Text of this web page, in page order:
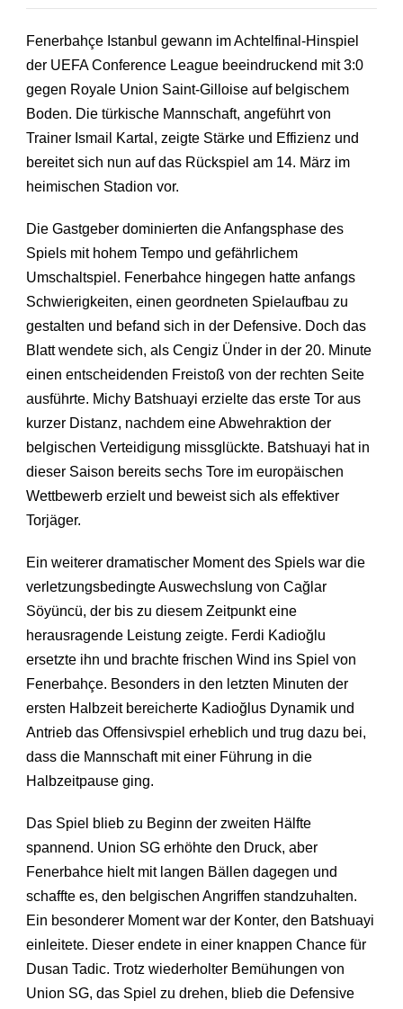
Fenerbahçe Istanbul gewann im Achtelfinal-Hinspiel
der UEFA Conference League beeindruckend mit 3:0
gegen Royale Union Saint-Gilloise auf belgischem
Boden. Die türkische Mannschaft, angeführt von
Trainer Ismail Kartal, zeigte Stärke und Effizienz und
bereitet sich nun auf das Rückspiel am 14. März im
heimischen Stadion vor.
Die Gastgeber dominierten die Anfangsphase des
Spiels mit hohem Tempo und gefährlichem
Umschaltspiel. Fenerbahce hingegen hatte anfangs
Schwierigkeiten, einen geordneten Spielaufbau zu
gestalten und befand sich in der Defensive. Doch das
Blatt wendete sich, als Cengiz Ünder in der 20. Minute
einen entscheidenden Freistoß von der rechten Seite
ausführte. Michy Batshuayi erzielte das erste Tor aus
kurzer Distanz, nachdem eine Abwehraktion der
belgischen Verteidigung missglückte. Batshuayi hat in
dieser Saison bereits sechs Tore im europäischen
Wettbewerb erzielt und beweist sich als effektiver
Torjäger.
Ein weiterer dramatischer Moment des Spiels war die
verletzungsbedingte Auswechslung von Cağlar
Söyüncü, der bis zu diesem Zeitpunkt eine
herausragende Leistung zeigte. Ferdi Kadioğlu
ersetzte ihn und brachte frischen Wind ins Spiel von
Fenerbahçe. Besonders in den letzten Minuten der
ersten Halbzeit bereicherte Kadioğlus Dynamik und
Antrieb das Offensivspiel erheblich und trug dazu bei,
dass die Mannschaft mit einer Führung in die
Halbzeitpause ging.
Das Spiel blieb zu Beginn der zweiten Hälfte
spannend. Union SG erhöhte den Druck, aber
Fenerbahce hielt mit langen Bällen dagegen und
schaffte es, den belgischen Angriffen standzuhalten.
Ein besonderer Moment war der Konter, den Batshuayi
einleitete. Dieser endete in einer knappen Chance für
Dusan Tadic. Trotz wiederholter Bemühungen von
Union SG, das Spiel zu drehen, blieb die Defensive